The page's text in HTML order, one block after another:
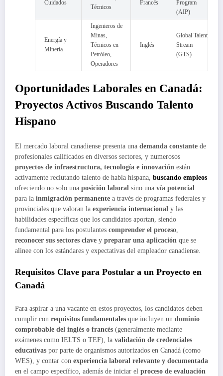
Cuidados
Técnicos
Francés
Program
(AIP)
Energía y
Minería
Ingenieros de
Minas,
Técnicos en
Petróleo,
Operadores
Inglés
Global Talent
Stream
(GTS)
Oportunidades Laborales en Canadá:
Proyectos Activos Buscando Talento
Hispano
El mercado laboral canadiense presenta una demanda constante de
profesionales calificados en diversos sectores, y numerosos
proyectos de infraestructura, tecnología e innovación están
activamente reclutando talento de habla hispana, buscando empleos
ofreciendo no solo una posición laboral sino una vía potencial
para la inmigración permanente a través de programas federales y
provinciales que valoran la experiencia internacional y las
habilidades específicas que los candidatos aportan, siendo
fundamental para los postulantes comprender el proceso
reconocer sus sectores clave y preparar una aplicación que se
alinee con los estándares y expectativas del empleador canadiense.
Requisitos Clave para Postular a un Proyecto en
Canadá
Para aspirar a una vacante en estos proyectos, los candidatos deben
cumplir con requisitos fundamentales que incluyen un dominio
comprobable del inglés o francés (generalmente mediante
exámenes como IELTS o TEF), la validación de credenciales
educativas por parte de organismos autorizados en Canadá (como
WES), y contar con experiencia laboral relevante y documentada
en el campo específico, además de iniciar el proceso de evaluación